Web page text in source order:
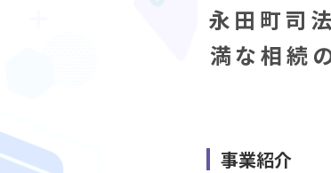
永田町司
満な相続
事業紹介